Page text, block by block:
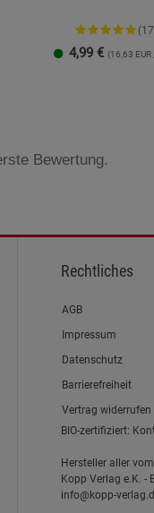
4,99 € (16,63 EUR
Bewertung.
Rechtliches
Link zum/zur
AGB
Link zum/zur
Impressum
Link zum/zur
Datenschutz
Link zum/zur
Barrierefreiheit
Vertrag widerrufen
BIO-zertifiziert:
Hersteller aller
Kopp Verlag e.K. -
info@kopp-